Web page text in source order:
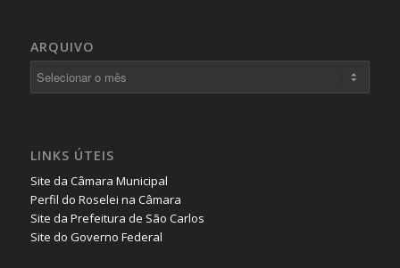
ARQUIVO
LINKS ÚTEIS
Site da Câmara Municipal
Perfil do Roselei na Câmara
Site da Prefeitura de São Carlos
Site do Governo Federal